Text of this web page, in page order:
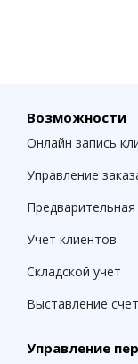
Возможности
Онлайн запись
Управление
Предварительная
Учет клиентов
Складской учет
Выставление
Управление